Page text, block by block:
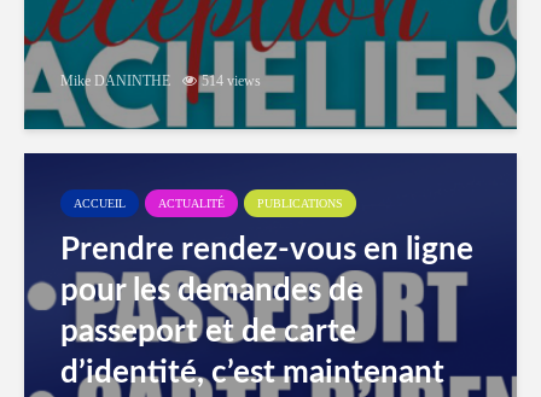
Mike DANINTHE 514 views
ACCUEIL ACTUALITÉ PUBLICATIONS
Prendre rendez-vous en ligne
pour les demandes de
passeport et de carte
d’identité, c’est maintenant